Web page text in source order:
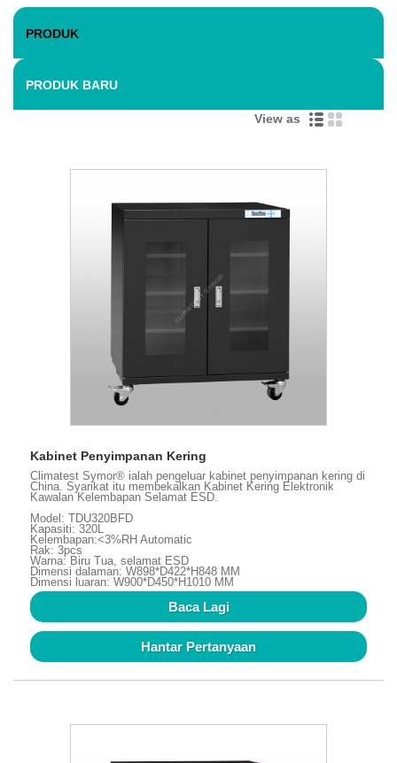
PRODUK
PRODUK BARU
View as
Kabinet Penyimpanan Kering
Climatest Symor® ialah pengeluar kabinet penyimpanan kering di
China. Syarikat itu membekalkan Kabinet Kering Elektronik
Kawalan Kelembapan Selamat ESD.
Model: TDU320BFD
Kapasiti: 320L
Kelembapan:<3%RH Automatic
Rak: 3pcs
Warna: Biru Tua, selamat ESD
Dimensi dalaman: W898*D422*H848 MM
Dimensi luaran: W900*D450*H1010 MM
Baca Lagi
Hantar Pertanyaan